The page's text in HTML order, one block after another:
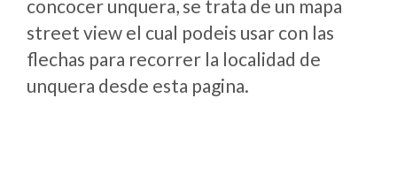
concocer unquera, se trata de un mapa
street view el cual podeis usar con las
flechas para recorrer la localidad de
unquera desde esta pagina.